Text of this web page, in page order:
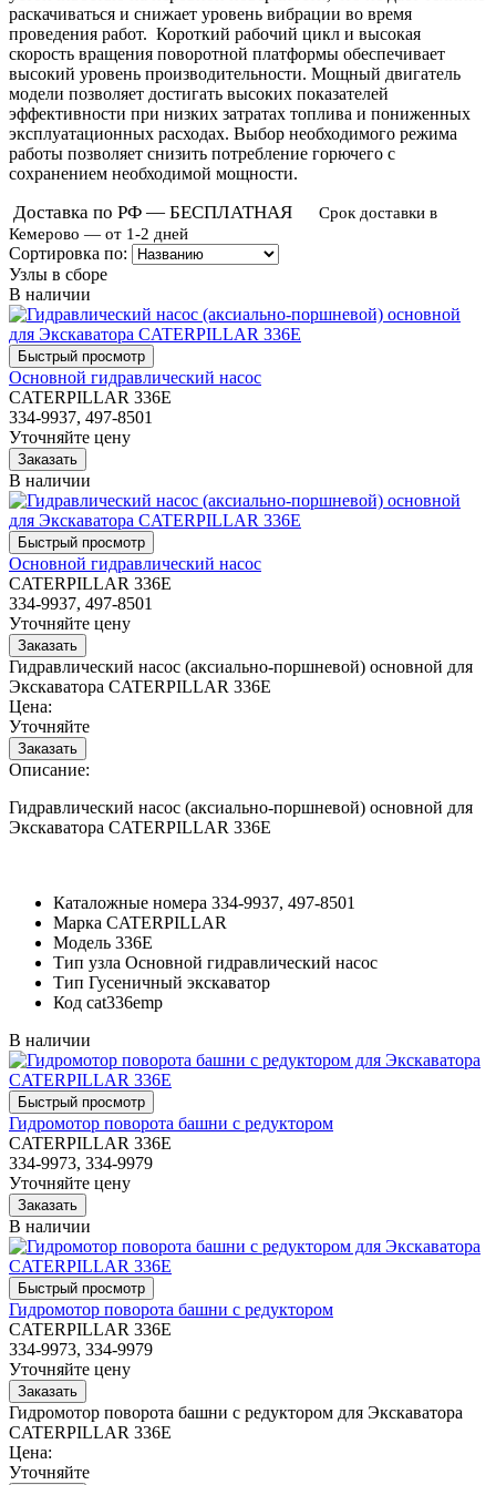
раскачиваться и снижает уровень вибрации во время
проведения работ. Короткий рабочий цикл и высокая
скорость вращения поворотной платформы обеспечивает
высокий уровень производительности. Мощный двигатель
модели позволяет достигать высоких показателей
эффективности при низких затратах топлива и пониженных
эксплуатационных расходах. Выбор необходимого режима
работы позволяет снизить потребление горючего с
сохранением необходимой мощности.
Доставка по РФ — БЕСПЛАТНАЯ
Срок доставки в
Кемерово — от 1-2 дней
Сортировка по:
Узлы в сборе
В наличии
Основной гидравлический насос
CATERPILLAR 336E
334-9937, 497-8501
Уточняйте цену
В наличии
Основной гидравлический насос
CATERPILLAR 336E
334-9937, 497-8501
Уточняйте цену
Гидравлический насос (аксиально-поршневой) основной для
Экскаватора CATERPILLAR 336E
Цена:
Уточняйте
Описание:
Гидравлический насос (аксиально-поршневой) основной для
Экскаватора CATERPILLAR 336E
Каталожные номера 334-9937, 497-8501
Марка CATERPILLAR
Модель 336E
Тип узла Основной гидравлический насос
Тип Гусеничный экскаватор
Код cat336emp
В наличии
Гидромотор поворота башни с редуктором
CATERPILLAR 336E
334-9973, 334-9979
Уточняйте цену
В наличии
Гидромотор поворота башни с редуктором
CATERPILLAR 336E
334-9973, 334-9979
Уточняйте цену
Гидромотор поворота башни с редуктором для Экскаватора
CATERPILLAR 336E
Цена:
Уточняйте